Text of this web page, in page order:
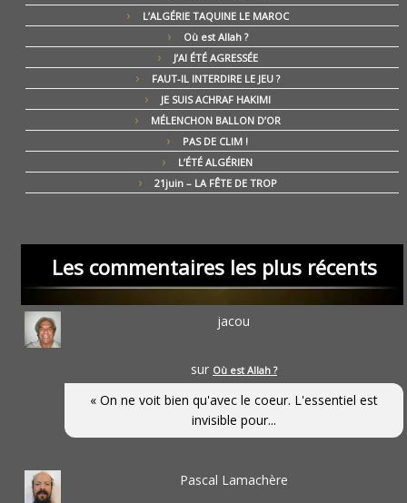
L’ALGÉRIE TAQUINE LE MAROC
Où est Allah ?
J’AI ÉTÉ AGRESSÉE
FAUT-IL INTERDIRE LE JEU ?
JE SUIS ACHRAF HAKIMI
MÉLENCHON BALLON D’OR
PAS DE CLIM !
L’ÉTÉ ALGÉRIEN
21juin – LA FÊTE DE TROP
Les commentaires les plus récents
jacou
sur Où est Allah ?
« On ne voit bien qu'avec le coeur. L'essentiel est
invisible pour...
Pascal Lamachère